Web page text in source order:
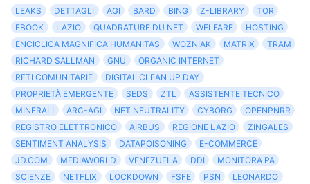
LEAKS
DETTAGLI AGI BARD BING Z-LIBRARY
TOR
EBOOK
LAZIO QUADRATURE DU NET WELFARE
HOSTING
ENCICLICA MAGNIFICA HUMANITAS
WOZNIAK MATRIX
TRAM
RICHARD SALLMAN
GNU
ORGANIC INTERNET
RETI COMUNITARIE
DIGITAL CLEAN UP DAY
PROPRIETÀ EMERGENTE
SEDS ZTL
ASSISTENTE TECNICO
MINERALI
ARC-AGI NET NEUTRALITY CYBORG
OPENPNRR
REGISTRO ELETTRONICO
AIRBUS REGIONE LAZIO
ZINGALES
SENTIMENT ANALYSIS
DATAPOISONING
E-COMMERCE
JD.COM
MEDIAWORLD VENEZUELA DDI
MONITORA PA
SCIENZE
NETFLIX LOCKDOWN FSFE PSN LEONARDO